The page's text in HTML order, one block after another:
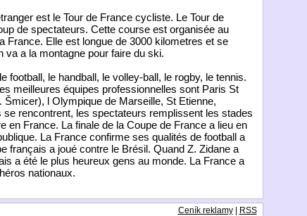
est le Tour de France cycliste. Le Tour de
de spectateurs. Cette course est organisée au
France. Elle est longue de 3000 kilometres et se
va a la montagne pour faire du ski.
football, le handball, le volley-ball, le rogby, le tennis.
meilleures équipes professionnelles sont Paris St
l Olympique de Marseille, St Etienne,
rencontrent, les spectateurs remplissent les stades
en France. La finale de la Coupe de France a lieu en
La France confirme ses qualités de football a
français a joué contre le Brésil. Quand Z. Zidane a
a été le plus heureux gens au monde. La France a
nationaux.
Ceník reklamy| RSS